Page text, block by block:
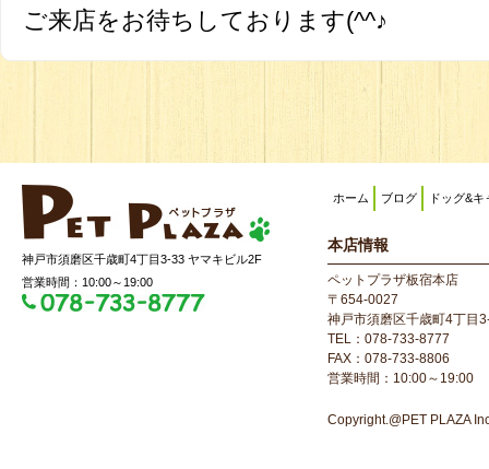
ご来店をお待ちしております(^^♪
神戸市須磨区千歳町4丁目3-33 ヤマキビル2F
営業時間：10:00～19:00
ホーム ブログ ドッグ&キ
本店情報
ペットプラザ板宿本店
〒654-0027
神戸市須磨区千歳町4丁目
TEL：078-733-8777
FAX：078-733-8806
営業時間：10:00～19:00
Copyright.@PET PLAZA